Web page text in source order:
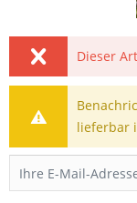
Dieser
lieferbar